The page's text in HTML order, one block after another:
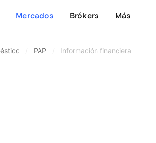
Mercados Brókers Más
PAP Información financiera